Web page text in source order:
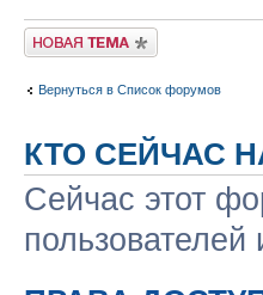
Новая тема
Вернуться в Список форумов
КТО СЕЙЧАС
Сейчас этот
пользователей